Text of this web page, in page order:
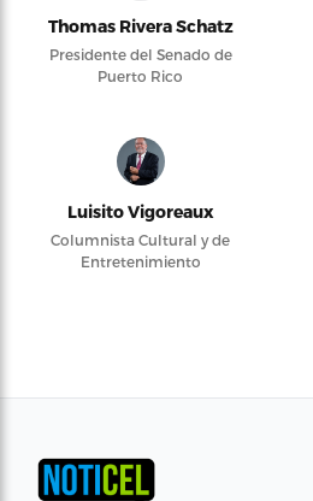
Thomas Rivera Schatz
Presidente del Senado de
Puerto Rico
Luisito Vigoreaux
Columnista Cultural y de
Entretenimiento